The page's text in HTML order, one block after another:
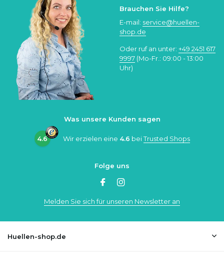
Brauchen Sie Hilfe?
E-mail: service@huellen-
shop.de
Oder ruf an unter: +49 2451 617
9997 (Mo-Fr.: 09:00 - 13:00
Uhr)
Was unsere Kunden sagen
4.6 Wir erzielen eine 4.6 beiTrusted Shops
Folge uns
Melden Sie sich für unseren Newsletter an
Huellen-shop.de